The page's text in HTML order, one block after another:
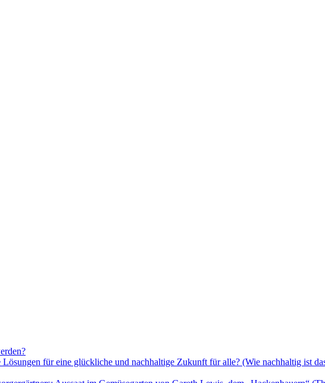
für eine glückliche und nachhaltige Zukunft für alle? (Wie nachhaltig ist